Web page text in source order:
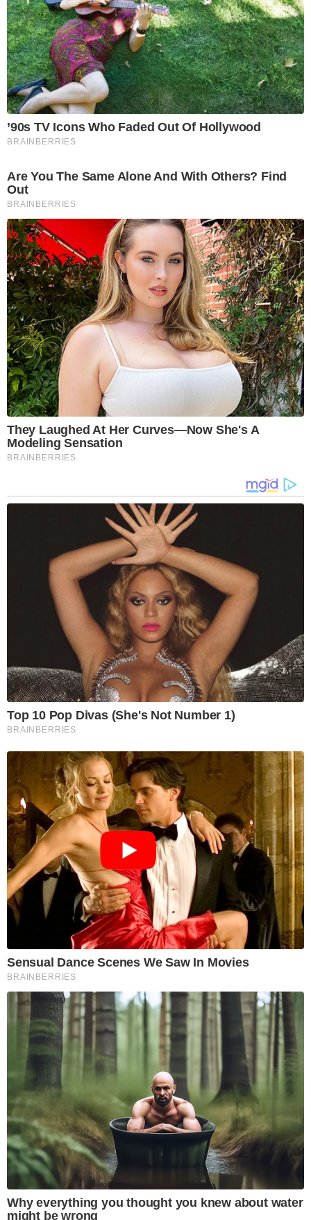
’90s TV Icons Who Faded Out Of Hollywood
BRAINBERRIES
Are You The Same Alone And With Others? Find
Out
BRAINBERRIES
They Laughed At Her Curves—Now She's A
Modeling Sensation
BRAINBERRIES
Top 10 Pop Divas (She's Not Number 1)
BRAINBERRIES
Sensual Dance Scenes We Saw In Movies
BRAINBERRIES
Why everything you thought you knew about water
might be wrong